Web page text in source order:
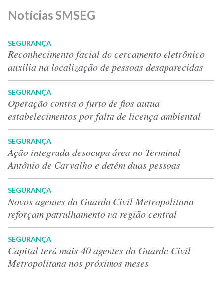
Notícias SMSEG
SEGURANÇA
Reconhecimento facial do cercamento eletrônico
auxilia na localização de pessoas desaparecidas
SEGURANÇA
Operação contra o furto de fios autua
estabelecimentos por falta de licença ambiental
SEGURANÇA
Ação integrada desocupa área no Terminal
Antônio de Carvalho e detém duas pessoas
SEGURANÇA
Novos agentes da Guarda Civil Metropolitana
reforçam patrulhamento na região central
SEGURANÇA
Capital terá mais 40 agentes da Guarda Civil
Metropolitana nos próximos meses